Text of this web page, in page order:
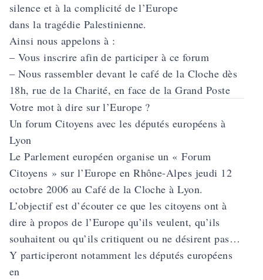
silence et à la complicité de l’Europe
dans la tragédie Palestinienne.
Ainsi nous appelons à :
– Vous inscrire afin de participer à ce forum
– Nous rassembler devant le café de la Cloche dès
18h, rue de la Charité, en face de la Grand Poste
Votre mot à dire sur l’Europe ?
Un forum Citoyens avec les députés européens à
Lyon
Le Parlement européen organise un « Forum
Citoyens » sur l’Europe en Rhône-Alpes jeudi 12
octobre 2006 au Café de la Cloche à Lyon.
L’objectif est d’écouter ce que les citoyens ont à
dire à propos de l’Europe qu’ils veulent, qu’ils
souhaitent ou qu’ils critiquent ou ne désirent pas…
Y participeront notamment les députés européens
en